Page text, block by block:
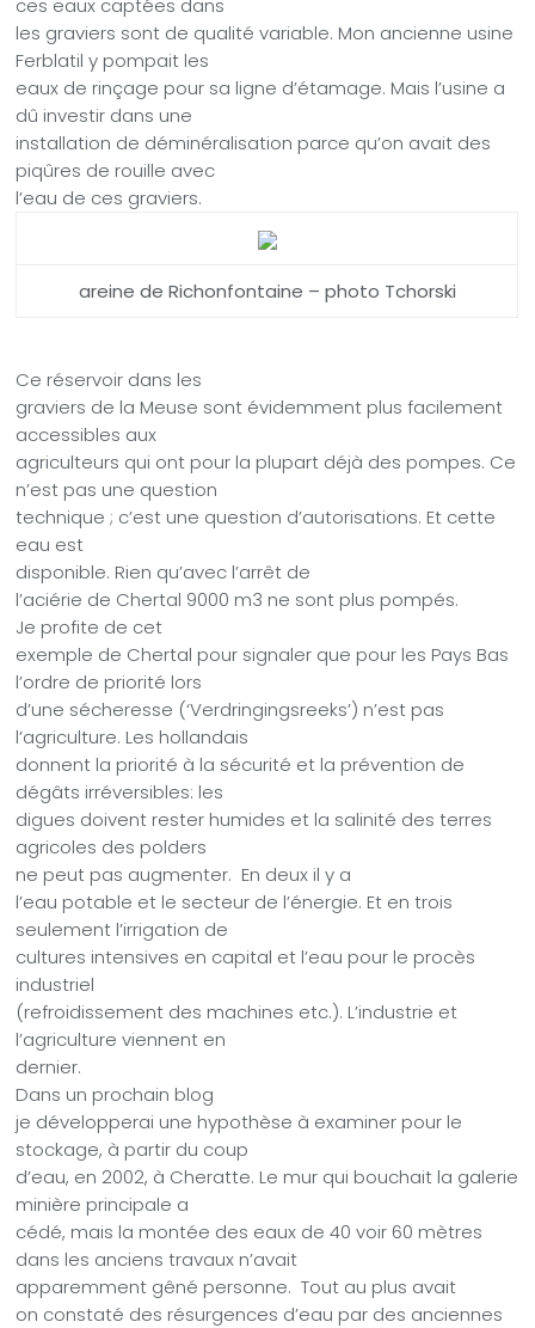
ces eaux captées dans
les graviers sont de qualité variable. Mon ancienne usine
Ferblatil y pompait les
eaux de rinçage pour sa ligne d’étamage. Mais l’usine a
dû investir dans une
installation de déminéralisation parce qu’on avait des
piqûres de rouille avec
l’eau de ces graviers.
areine de Richonfontaine – photo Tchorski
Ce réservoir dans les
graviers de la Meuse sont évidemment plus facilement
accessibles aux
agriculteurs qui ont pour la plupart déjà des pompes. Ce
n’est pas une question
technique ; c’est une question d’autorisations. Et cette
eau est
disponible. Rien qu’avec l’arrêt de
l’aciérie de Chertal 9000 m3 ne sont plus pompés.
Je profite de cet
exemple de Chertal pour signaler que pour les Pays Bas
l’ordre de priorité lors
d’une sécheresse (‘Verdringingsreeks’) n’est pas
l’agriculture. Les hollandais
donnent la priorité à la sécurité et la prévention de
dégâts irréversibles: les
digues doivent rester humides et la salinité des terres
agricoles des polders
ne peut pas augmenter. En deux il y a
l’eau potable et le secteur de l’énergie. Et en trois
seulement l’irrigation de
cultures intensives en capital et l’eau pour le procès
industriel
(refroidissement des machines etc.). L’industrie et
l’agriculture viennent en
dernier.
Dans un prochain blog
je développerai une hypothèse à examiner pour le
stockage, à partir du coup
d’eau, en 2002, à Cheratte. Le mur qui bouchait la galerie
minière principale a
cédé, mais la montée des eaux de 40 voir 60 mètres
dans les anciens travaux n’avait
apparemment gêné personne. Tout au plus avait
on constaté des résurgences d’eau par des anciennes